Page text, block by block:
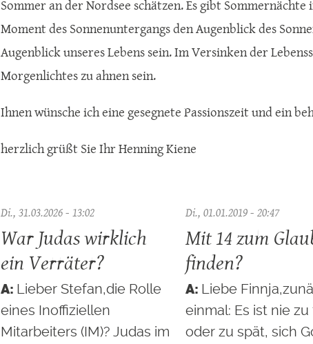
Sommer an der Nordsee schätzen. Es gibt
Moment des Sonnenuntergangs den Augenblick des
Augenblick unseres Lebens sein. Im Versinken der
Morgenlichtes zu ahnen sein.
Ihnen wünsche ich eine gesegnete Passionszeit und ein
herzlich grüßt Sie Ihr Henning Kiene
Di., 31.03.2026 - 13:02
War Judas wirklich
ein Verräter?
Lieber Stefan,die Rolle
eines Inoffiziellen
Mitarbeiters (IM)? Judas im
Di., 01.01.2019 - 20:47
Mit 14 zum
finden?
Liebe
einmal: Es ist nie
oder zu spät, sich